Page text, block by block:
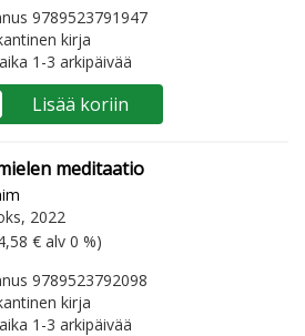
9789523791947
kirja
1-3 arkipäivää
Lisää koriin
meditaatio
2022
hinta hinta
€ alv 0 %)
9789523792098
kirja
1-3 arkipäivää